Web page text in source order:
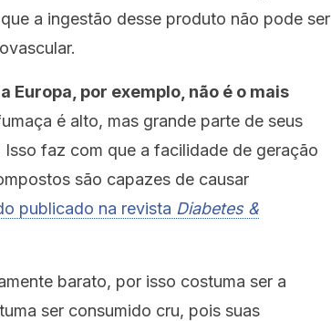
a ingestão desse produto não pode ser
Europa, por exemplo, não é o mais
é alto, mas grande parte de seus
faz com que a facilidade de geração
são capazes de causar
publicado na revista Diabetes &
barato, por isso costuma ser a
ser consumido cru, pois suas